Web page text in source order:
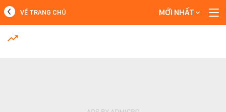
MỚI NHẤT
VỀ TRANG CHỦ MỚI NHẤT